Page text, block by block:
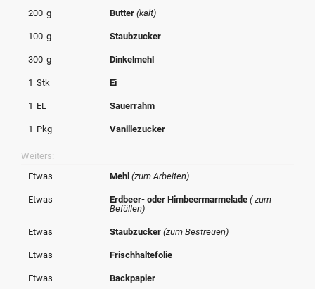
© Krone Multimedia GmbH & Co KG 2026
200 g Butter(kalt)
100 g Staubzucker
300 g Dinkelmehl
1 Stk Ei
1 EL Sauerrahm
1 Pkg Vanillezucker
Weiters:
Etwas
Mehl(zum Arbeiten)
Etwas Erdbeer- oder Himbeermarmelade( zum
Befüllen)
Etwas Staubzucker(zum Bestreuen)
Etwas Frischhaltefolie
Etwas Backpapier